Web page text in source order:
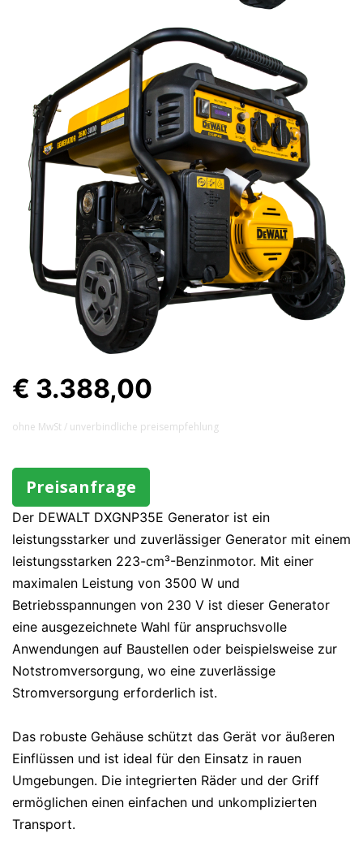
€ 3.388,00
ohne MwSt / unverbindliche preisempfehlung
Preisanfrage
Der DEWALT DXGNP35E Generator ist ein
leistungsstarker und zuverlässiger Generator mit einem
leistungsstarken 223-cm³-Benzinmotor. Mit einer
maximalen Leistung von 3500 W und
Betriebsspannungen von 230 V ist dieser Generator
eine ausgezeichnete Wahl für anspruchsvolle
Anwendungen auf Baustellen oder beispielsweise zur
Notstromversorgung, wo eine zuverlässige
Stromversorgung erforderlich ist.
Das robuste Gehäuse schützt das Gerät vor äußeren
Einflüssen und ist ideal für den Einsatz in rauen
Umgebungen. Die integrierten Räder und der Griff
ermöglichen einen einfachen und unkomplizierten
Transport.